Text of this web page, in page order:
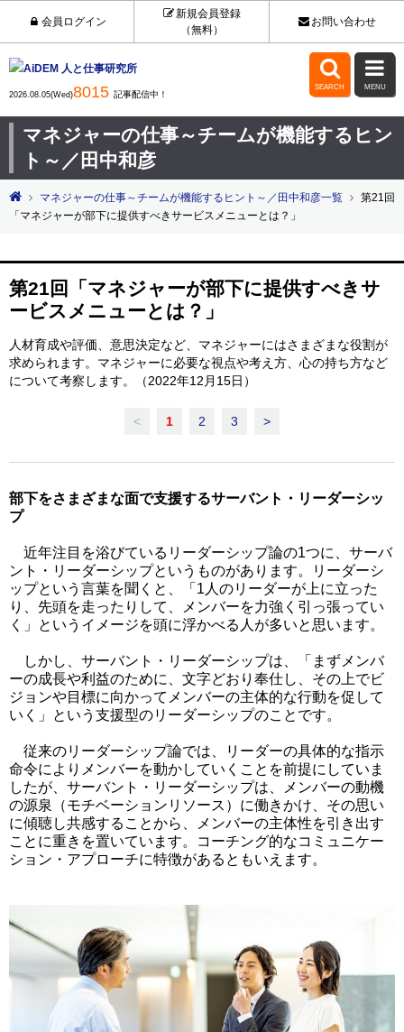
会員ログイン
新規会員登録
（無料）
お問い合わせ
2026.08.05(Wed)8015 記事配信中！

SEARCH

MENU
マネジャーの仕事～チームが機能するヒン
ト～／田中和彦
マネジャーの仕事～チームが機能するヒント～／田中和彦一覧
第21回
「マネジャーが部下に提供すべきサービスメニューとは？」
第21回「マネジャーが部下に提供すべきサ
ービスメニューとは？」
人材育成や評価、意思決定など、マネジャーにはさまざまな役割が
求められます。マネジャーに必要な視点や考え方、心の持ち方など
について考察します。（2022年12月15日）
< 1 2 3 >
部下をさまざまな面で支援するサーバント・リーダーシッ
プ
近年注目を浴びているリーダーシップ論の1つに、サーバ
ント・リーダーシップというものがあります。リーダーシ
ップという言葉を聞くと、「1人のリーダーが上に立った
り、先頭を走ったりして、メンバーを力強く引っ張ってい
く」というイメージを頭に浮かべる人が多いと思います。
しかし、サーバント・リーダーシップは、「まずメンバ
ーの成長や利益のために、文字どおり奉仕し、その上でビ
ジョンや目標に向かってメンバーの主体的な行動を促して
いく」という支援型のリーダーシップのことです。
従来のリーダーシップ論では、リーダーの具体的な指示
命令によりメンバーを動かしていくことを前提にしていま
したが、サーバント・リーダーシップは、メンバーの動機
の源泉（モチベーションリソース）に働きかけ、その思い
に傾聴し共感することから、メンバーの主体性を引き出す
ことに重きを置いています。コーチング的なコミュニケー
ション・アプローチに特徴があるともいえます。